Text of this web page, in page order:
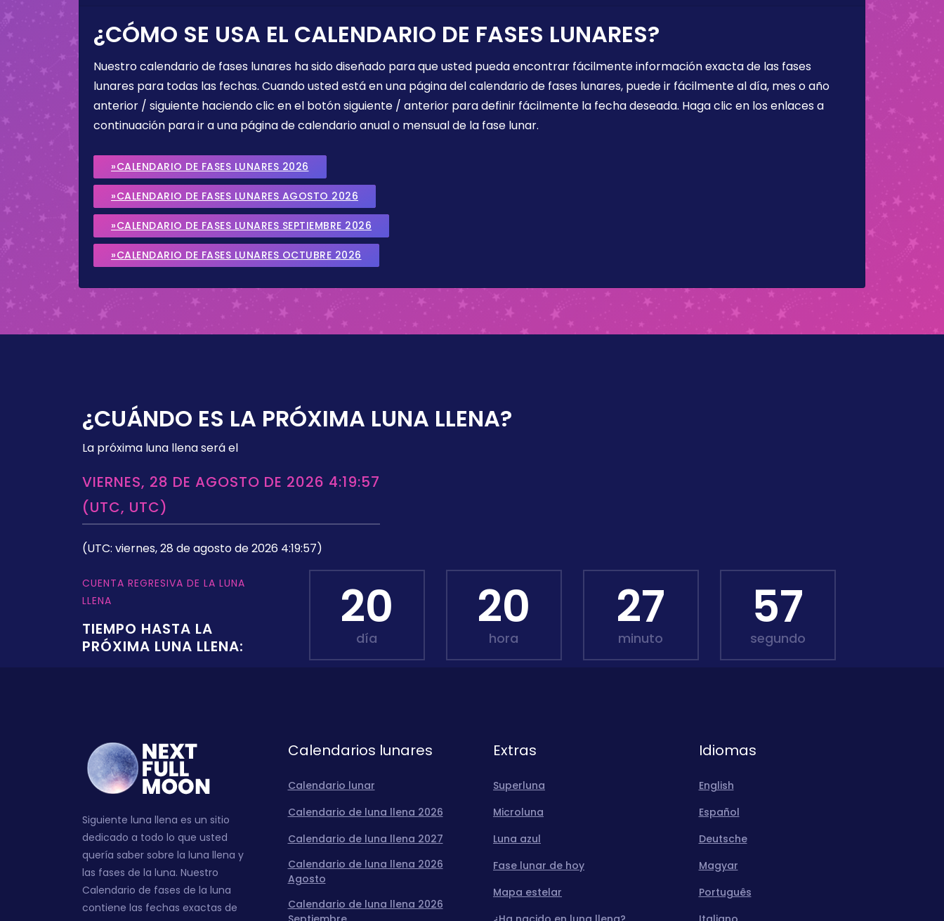
¿CÓMO SE USA EL CALENDARIO DE FASES LUNARES?
Nuestro calendario de fases lunares ha sido diseñado para que usted pueda encontrar fácilmente información exacta de las fases
lunares para todas las fechas. Cuando usted está en una página del calendario de fases lunares, puede ir fácilmente al día, mes o año
anterior / siguiente haciendo clic en el botón siguiente / anterior para definir fácilmente la fecha deseada. Haga clic en los enlaces a
continuación para ir a una página de calendario anual o mensual de la fase lunar.
»CALENDARIO DE FASES LUNARES 2026
»CALENDARIO DE FASES LUNARES AGOSTO 2026
»CALENDARIO DE FASES LUNARES SEPTIEMBRE 2026
»CALENDARIO DE FASES LUNARES OCTUBRE 2026
¿CUÁNDO ES LA PRÓXIMA LUNA LLENA?
La próxima luna llena será el
VIERNES, 28 DE AGOSTO DE 2026 4:19:57
(UTC, UTC)
(UTC: viernes, 28 de agosto de 2026 4:19:57)
CUENTA REGRESIVA DE LA LUNA
LLENA
TIEMPO HASTA LA
PRÓXIMA LUNA LLENA:
20
día
20
hora
27
minuto
56
segundo
Siguiente luna llena es un sitio
dedicado a todo lo que usted
quería saber sobre la luna llena y
las fases de la luna. Nuestro
Calendario de fases de la luna
contiene las fechas exactas de
Calendarios lunares
Calendario lunar
Calendario de luna llena 2026
Calendario de luna llena 2027
Calendario de luna llena 2026
Agosto
Calendario de luna llena 2026
Extras
Superluna
Microluna
Luna azul
Fase lunar de hoy
Mapa estelar
Idiomas
English
Español
Deutsche
Magyar
Português